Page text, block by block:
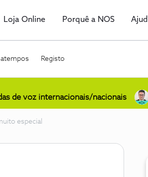
Loja Online Porquê a NOS
Registo
de voz internacionais/nacionais
especial